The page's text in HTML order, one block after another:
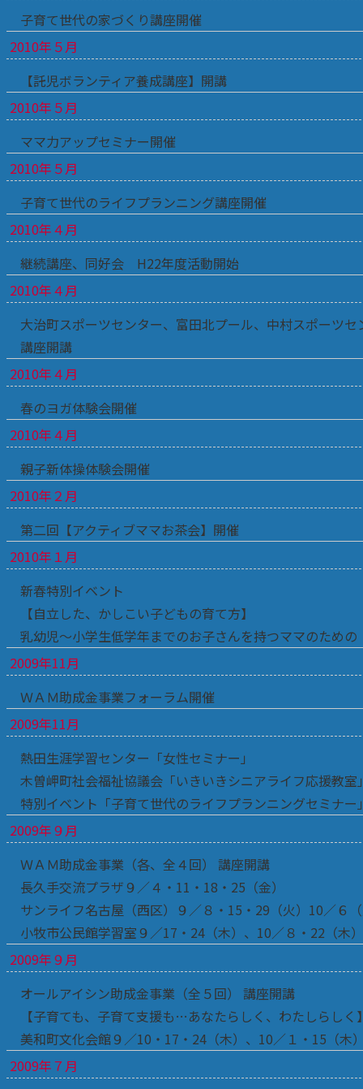
子育て世代の家づくり講座開催
2010年５月
【託児ボランティア養成講座】開講
2010年５月
ママ力アップセミナー開催
2010年５月
子育て世代のライフプランニング講座開催
2010年４月
継続講座、同好会 H22年度活動開始
2010年４月
大治町スポーツセンター、富田北プール、中村スポーツセ
講座開講
2010年４月
春のヨガ体験会開催
2010年４月
親子新体操体験会開催
2010年２月
第二回【アクティブママお茶会】開催
2010年１月
新春特別イベント
【自立した、かしこい子どもの育て方】
乳幼児～小学生低学年までのお子さんを持つママのため
2009年11月
ＷＡＭ助成金事業フォーラム開催
2009年11月
熱田生涯学習センター「女性セミナー」
木曽岬町社会福祉協議会「いきいきシニアライフ応援教室」
特別イベント「子育て世代のライフプランニングセミナー」
2009年９月
ＷＡＭ助成金事業（各、全４回） 講座開講
長久手交流プラザ９／４・11・18・25（金）
サンライフ名古屋（西区）９／８・15・29（火）10／６（
小牧市公民館学習室９／17・24（木）、10／８・22（木）
2009年９月
オールアイシン助成金事業（全５回） 講座開講
【子育ても、子育て支援も…あなたらしく、わたしらしく】
美和町文化会館９／10・17・24（木）、10／１・15（木）
2009年７月